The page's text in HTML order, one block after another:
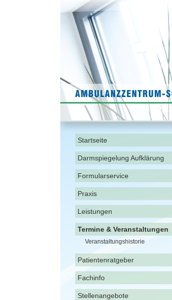
Startseite
Darmspiegelung Aufklärung
Formularservice
Praxis
Leistungen
Termine & Veranstaltungen
Veranstaltungshistorie
Patientenratgeber
Fachinfo
Stellenangebote